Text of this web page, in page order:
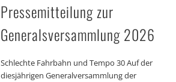
Pressemitteilung zur
Generalsversammlung 2026
Schlechte Fahrbahn und Tempo 30 Auf der
diesjährigen Generalversammlung der